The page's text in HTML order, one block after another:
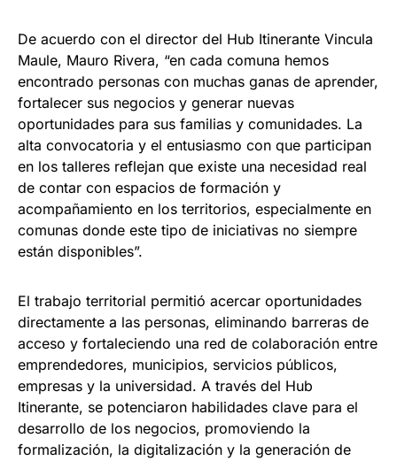
De acuerdo con el director del Hub Itinerante Vincula
Maule, Mauro Rivera, “en cada comuna hemos
encontrado personas con muchas ganas de aprender,
fortalecer sus negocios y generar nuevas
oportunidades para sus familias y comunidades. La
alta convocatoria y el entusiasmo con que participan
en los talleres reflejan que existe una necesidad real
de contar con espacios de formación y
acompañamiento en los territorios, especialmente en
comunas donde este tipo de iniciativas no siempre
están disponibles”.
El trabajo territorial permitió acercar oportunidades
directamente a las personas, eliminando barreras de
acceso y fortaleciendo una red de colaboración entre
emprendedores, municipios, servicios públicos,
empresas y la universidad. A través del Hub
Itinerante, se potenciaron habilidades clave para el
desarrollo de los negocios, promoviendo la
formalización, la digitalización y la generación de